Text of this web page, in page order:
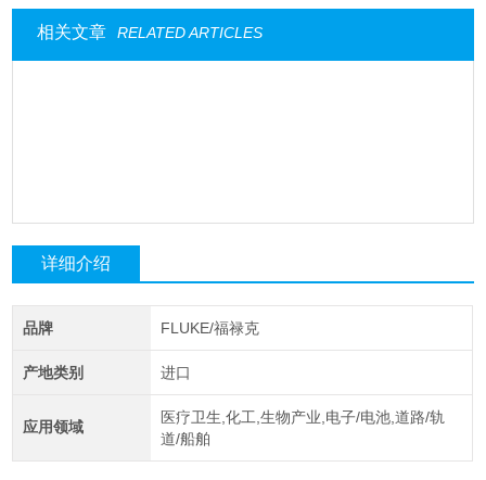
相关文章 RELATED ARTICLES
详细介绍
品牌 FLUKE/福禄克
产地类别 进口
应用领域
医疗卫生,化工,生物产业,电子/电池,道路/轨
道/船舶